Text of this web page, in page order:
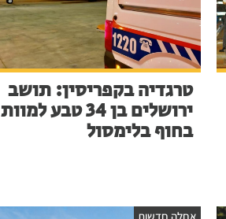
טרגדיה בקפריסין: תושב
ירושלים בן 34 טבע למוות
בחוף בלימסול